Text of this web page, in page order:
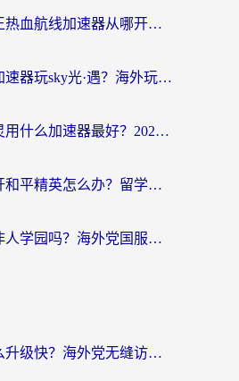
苹果手机航海王热血航线加速器从哪开启？海外玩家国服畅玩全攻略
在国外用什么加速器玩sky光·遇？海外玩家国服畅玩终极指南（附魔兽世界狂暴传奇解决方案）
国外玩国服剑灵用什么加速器最好？2026海外玩家亲测指南（附魔兽世界怀旧服精灵之境加速技巧）
在比利时打不开和平精英怎么办？留学生亲测有效的国服游戏加速方案
在欧洲可以打非人学园吗？海外党国服游戏不卡顿的终极指南
归雁加速器怎么升级快？海外党无缝访问国内资源的全攻略（附免费VPN推荐Dcard热门款）